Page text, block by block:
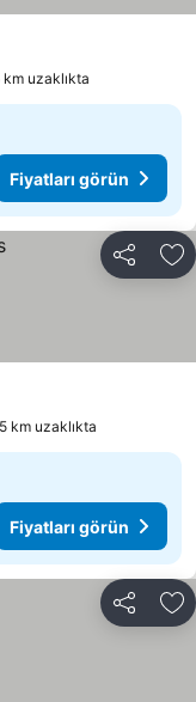
uzaklıkta
Fiyatları görün
Paylaş
km uzaklıkta
Fiyatları görün
Paylaş